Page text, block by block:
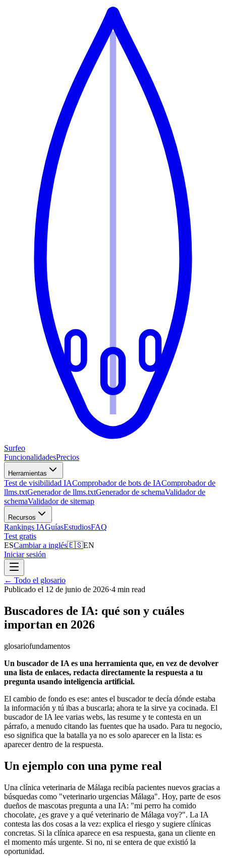
Surfeo
FuncionalidadesPrecios
Herramientas
Test de visibilidad IAComprobador de bots de IAComprobador de
llms.txtGenerador de llms.txtGenerador de schemaValidador de
schemaValidador de sitemap
Recursos
Rankings IAGuíasEstudiosFAQ
Test gratis
ESCambiar a inglés🇪🇸EN
Iniciar sesión
← Todo el glosario
Publicado el 12 de junio de 2026·4 min read
Buscadores de IA: qué son y cuáles
importan en 2026
glosariofundamentos
Un buscador de IA es una herramienta que, en vez de devolver
una lista de enlaces, redacta directamente la respuesta a tu
pregunta usando inteligencia artificial.
El cambio de fondo es ese: antes el buscador te decía dónde estaba
la información y tú ibas a buscarla; ahora te la sirve ya cocinada. El
buscador de IA lee varias webs, las resume y te contesta en un
párrafo, a menudo citando las fuentes que ha usado. Para tu negocio,
eso significa que la batalla ya no es solo aparecer en la lista: es
aparecer dentro de la respuesta.
Un ejemplo con una pyme real
Una clínica veterinaria de Málaga recibía pacientes nuevos gracias a
búsquedas como "veterinario urgencias Málaga". Hoy, parte de esos
dueños de mascotas pregunta a una IA: "mi perro ha comido
chocolate, ¿es grave y a qué veterinario de Málaga voy?". La IA
contesta las dos cosas a la vez: explica el riesgo y sugiere clínicas
concretas. Si la clínica aparece en esa respuesta, gana un cliente en
el momento más urgente. Si no, ni se entera de que existió la
oportunidad.